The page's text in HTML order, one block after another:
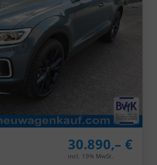
30.890,– €
incl. 19% MwSt.